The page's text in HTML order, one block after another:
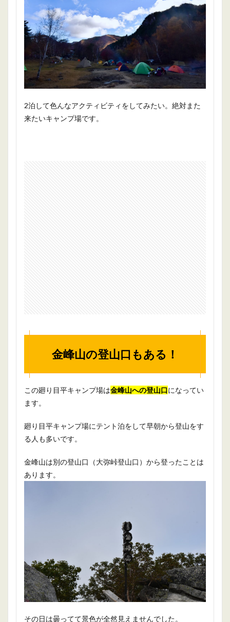
2泊して色んなアクティビティをしてみたい。絶対また
来たいキャンプ場です。
金峰山の登山口もある！
この廻り目平キャンプ場は金峰山への登山口になってい
ます。
廻り目平キャンプ場にテント泊をして早朝から登山をす
る人も多いです。
金峰山は別の登山口（大弥峠登山口）から登ったことは
あります。
その日は曇ってて景色が全然見えませんでした。